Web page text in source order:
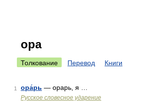
ора
Толкование Перевод Книги
1 ора́рь — орарь, я …
Русское словесное ударение